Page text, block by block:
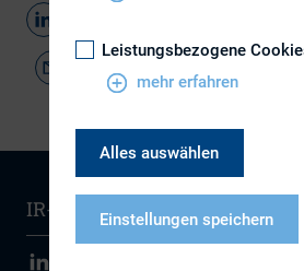
IR-Wissen Kontakt
Leistungsbezogene
mehr erfahren
Alles auswählen
Einstellungen speichern